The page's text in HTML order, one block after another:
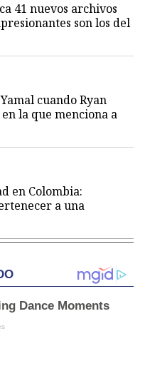
41 nuevos archivos
son los del
cuando Ryan
la que menciona a
en Colombia:
a una